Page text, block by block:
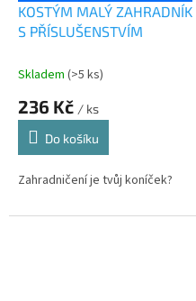
KOSTÝM MALÝ ZAHRADNÍK
S PŘÍSLUŠENSTVÍM
Skladem (>5 ks)
236 Kč / ks
Do košíku
Zahradničení je tvůj koníček?